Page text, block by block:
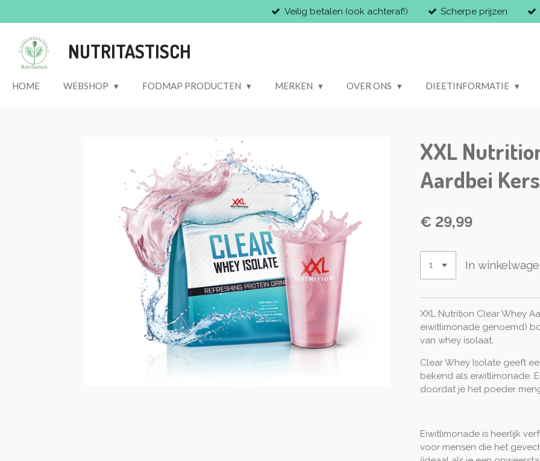
direct
naar
hoofdinhoud
Veilig betalen (ook achteraf!) Scherpe prijzen
NUTRITASTISCH
HOME WEBSHOP FODMAP PRODUCTEN MERKEN OVER ONS DIEETINFORMATIE
XXL
Aardbei
€ 29,99
In
XXL Nutrition Clear Whey
eiwitlimonade genoemd)
van whey isolaat.
Clear Whey Isolate geeft
bekend als eiwitlimonade.
doordat je het poeder
Eiwitlimonade is heerlijk
voor mensen die het